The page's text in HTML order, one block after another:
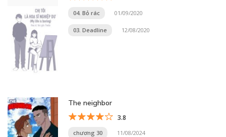
04. Bỏ rác 01/09/2020
03. Deadline 12/08/2020
The neighbor
3.8
chương 30 11/08/2024